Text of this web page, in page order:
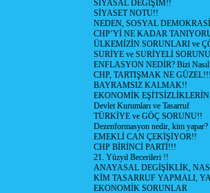
SİYASAL DEGİŞİM!!
SİYASET NOTU!!
NEDEN, SOSYAL
CHP’Yİ NE KADAR
ÜLKEMİZİN SORUNLARI ve
SURİYE ve SURİYELİ
ENFLASYON NEDİR? Bizi
CHP, TARTIŞMAK NE
BAYRAMSIZ KALMAK!!
EKONOMİK
Devlet Kurumları ve Tasarruf
TÜRKİYE ve GÖÇ SORUNU!!
Dezenformasyon nedir, kim yapar?
EMEKLİ CAN ÇEKİŞİYOR!!
CHP BİRİNCİ PARTİ!!!
21. Yüzyıl Becerileri !!
ANAYASAL DEGİŞİKLİK,
KİM TASARRUF YAPMALI,
EKONOMİK SORUNLAR